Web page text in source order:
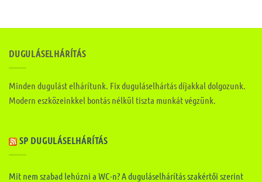
DUGULÁSELHÁRÍTÁS
Minden dugulást elhárítunk. Fix duguláselhártás díjakkal dolgozunk.
Modern eszközeinkkel bontás nélkül tiszta munkát végzünk.
SP DUGULÁSELHÁRÍTÁS
Mit nem szabad lehúzni a WC-n? A duguláselhárítás szakértői szerint